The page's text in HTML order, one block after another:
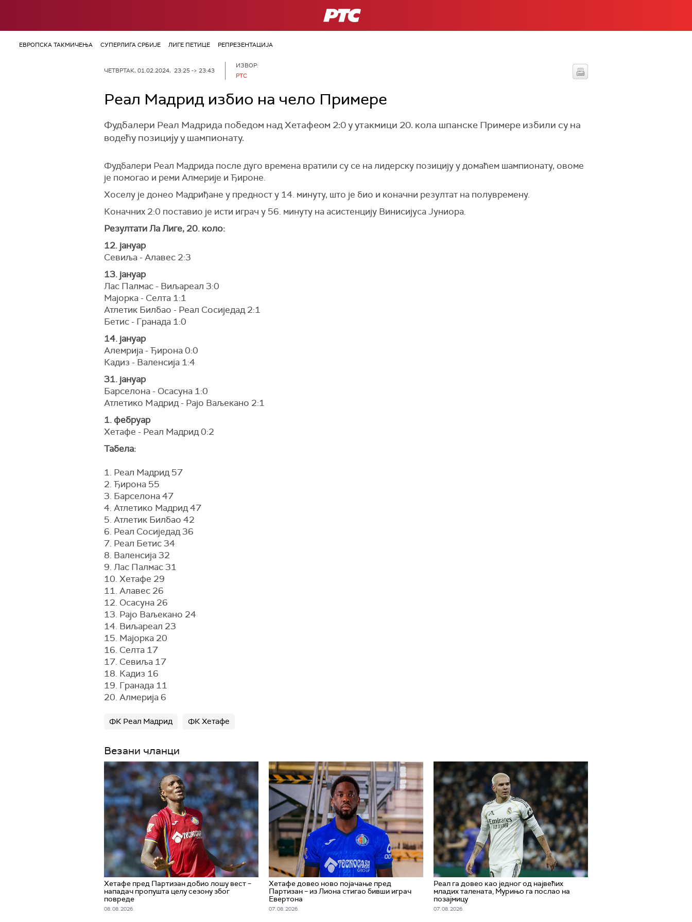
РТС
ЕВРОПСКА ТАКМИЧЕЊА СУПЕРЛИГА СРБИЈЕ ЛИГЕ ПЕТИЦЕ РЕПРЕЗЕНТАЦИЈА
ЧЕТВРТАК, 01.02.2024, 23:25 -> 23:43
ИЗВОР:
РТС
Реал Мадрид избио на чело Примере
Фудбалери Реал Мадрида победом над Хетафеом 2:0 у утакмици 20. кола шпанске Примере избили су на
водећу позицију у шампионату.
Фудбалери Реал Мадрида после дуго времена вратили су се на лидерску позицију у домаћем шампионату, овоме
је помогао и реми Алмерије и Ђироне.
Хоселу је донео Мадриђане у предност у 14. минуту, што је био и коначни резултат на полувремену.
Коначних 2:0 поставио је исти играч у 56. минуту на асистенцију Винисијуса Јуниора.
Резултати Ла Лиге, 20. коло:
12. јануар
Севиља - Алавес 2:3
13. јануар
Лас Палмас - Виљареал 3:0
Мајорка - Селта 1:1
Атлетик Билбао - Реал Сосиједад 2:1
Бетис - Гранада 1:0
14. јануар
Алемрија - Ђирона 0:0
Кадиз - Валенсија 1:4
31. јануар
Барселона - Осасуна 1:0
Атлетико Mадрид - Рајо Ваљекано 2:1
1. фебруар
Хетафе - Реал Мадрид 0:2
Табела:
1. Реал Мадрид 57
2. Ђирона 55
3. Барселона 47
4. Атлетико Мадрид 47
5. Атлетик Билбао 42
6. Реал Сосиједад 36
7. Реал Бетис 34
8. Валенсија 32
9. Лас Палмас 31
10. Хетафе 29
11. Алавес 26
12. Осасуна 26
13. Рајо Ваљекано 24
14. Виљареал 23
15. Мајорка 20
16. Селта 17
17. Севиља 17
18. Кадиз 16
19. Гранада 11
20. Алмерија 6
ФК Реал Мадрид ФК Хетафе
Везани чланци
Хетафе пред Партизан добио лошу вест –
нападач пропушта целу сезону због
повреде
08. 08. 2026.
Хетафе довео ново појачање пред
Партизан – из Лиона стигао бивши играч
Евертона
07. 08. 2026.
Реал га довео као једног од највећих
младих талената, Мурињо га послао на
позајмицу
07. 08. 2026.